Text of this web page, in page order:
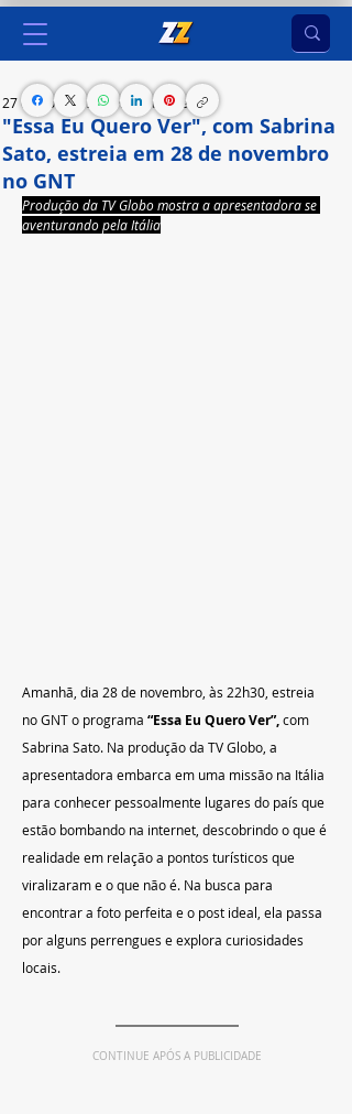
"Essa Eu Quero Ver", com Sabrina
Sato, estreia em 28 de novembro
no GNT
27 de nov. de 2023 2 min de leitura
Produção da TV Globo mostra a apresentadora se
aventurando pela Itália
Amanhã, dia 28 de novembro, às 22h30, estreia
no GNT o programa “Essa Eu Quero Ver”, com
Sabrina Sato. Na produção da TV Globo, a
apresentadora embarca em uma missão na Itália
para conhecer pessoalmente lugares do país que
estão bombando na internet, descobrindo o que é
realidade em relação a pontos turísticos que
viralizaram e o que não é. Na busca para
encontrar a foto perfeita e o post ideal, ela passa
por alguns perrengues e explora curiosidades
locais.
CONTINUE APÓS A PUBLICIDADE